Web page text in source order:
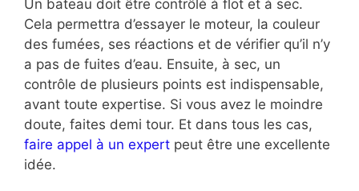
Un bateau doit être contrôlé à flot et à sec.
Cela permettra d’essayer le moteur, la couleur
des fumées, ses réactions et de vérifier qu’il n’y
a pas de fuites d’eau. Ensuite, à sec, un
contrôle de plusieurs points est indispensable,
avant toute expertise. Si vous avez le moindre
doute, faites demi tour. Et dans tous les cas,
faire appel à un expert peut être une excellente
idée.